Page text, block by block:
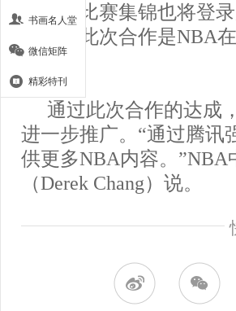
直播和比赛集锦也将登
的是，此次合作是NBA
关系。
通过此次合作的达成
进一步推广。“通过腾讯
供更多NBA内容。
（Derek Chang）说。
书画名人堂
微信矩阵
精彩特刊